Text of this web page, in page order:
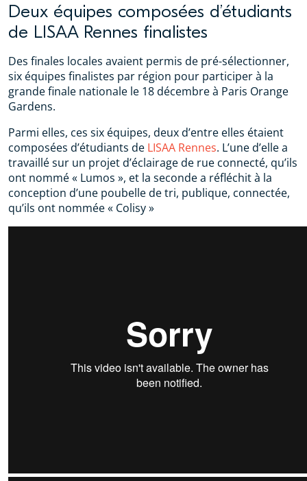
Deux équipes composées d’étudiants
de LISAA Rennes finalistes
Des finales locales avaient permis de pré-sélectionner,
six équipes finalistes par région pour participer à la
grande finale nationale le 18 décembre à Paris Orange
Gardens.
Parmi elles, ces six équipes, deux d’entre elles étaient
composées d’étudiants de LISAA Rennes. L’une d’elle a
travaillé sur un projet d’éclairage de rue connecté, qu’ils
ont nommé « Lumos », et la seconde a réfléchit à la
conception d’une poubelle de tri, publique, connectée,
qu’ils ont nommée « Colisy »